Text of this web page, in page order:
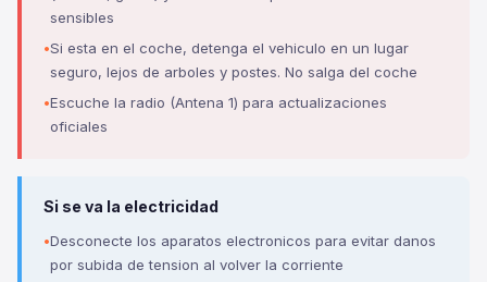
sensibles
Si esta en el coche, detenga el vehiculo en un lugar
seguro, lejos de arboles y postes. No salga del coche
Escuche la radio (Antena 1) para actualizaciones
oficiales
Si se va la electricidad
Desconecte los aparatos electronicos para evitar danos
por subida de tension al volver la corriente